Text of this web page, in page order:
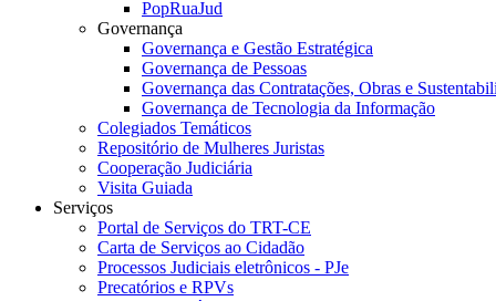
PopRuaJud
Governança
Governança e Gestão Estratégica
Governança de Pessoas
Governança das Contratações, Obras e
Governança de Tecnologia da Informação
Colegiados Temáticos
Repositório de Mulheres Juristas
Cooperação Judiciária
Visita Guiada
Serviços
Portal de Serviços do TRT-CE
Carta de Serviços ao Cidadão
Processos Judiciais eletrônicos - PJe
Precatórios e RPVs